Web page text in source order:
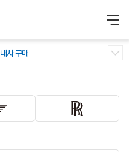
내차 구매